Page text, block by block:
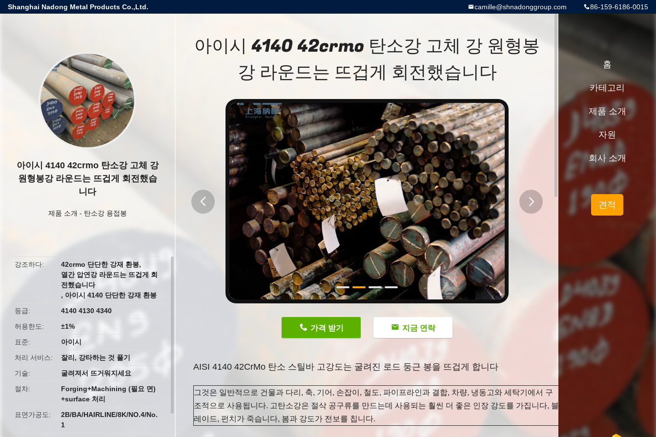
Shanghai Nadong Metal Products Co.,Ltd. 86-159-6186-0015
camille@shnadonggroup.com
아이시 4140 42crmo 탄소강 고체 강
원형봉강 라운드는 뜨겁게 회전했습
니다
제품 소개 - 탄소강 용접봉
강조하다 42crmo 단단한 강재 환봉,
열간 압연강 라운드는 뜨겁게 회
전했습니다
, 아이시 4140 단단한 강재 환봉
등급
4140 4130 4340
허용한도
±1%
표준
아이시
처리 서비스
잘리, 강타하는 것 풀기
기술
굴려져서 뜨거워지세요
절차
Forging+Machining (필요 면)
+surface 처리
표면가공도
2B/BA/HAIRLINE/8K/NO.4/No.
1
아이시 4140 42crmo 탄소강 고체 강 원형봉
강 라운드는 뜨겁게 회전했습니다
가격 받기 지금 연락
AISI 4140 42CrMo 탄소 스틸바 고강도는 굴려진 로드 둥근 봉을 뜨겁게 합니다
그것은 일반적으로 건물과 다리, 축, 기어, 손잡이, 철도, 파이프라인과 결합, 차량, 냉동고와 세탁기에서 구
조적으로 사용됩니다. 고탄소강은 절삭 공구류를 만드는데 사용되는 훨씬 더 좋은 인장 강도를 가집니다, 블
레이드, 펀치가 죽습니다, 봄과 강도가 전보를 칩니다.
홈
카테고리
제품 소개
자원
회사 소개
견적